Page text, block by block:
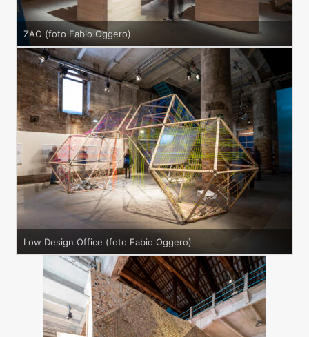
ZAO (foto Fabio Oggero)
Low Design Office (foto Fabio Oggero)